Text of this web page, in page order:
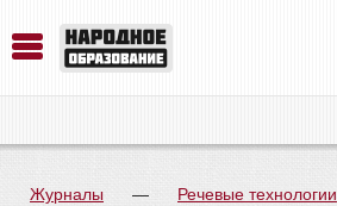
Журналы — Речевые технологии